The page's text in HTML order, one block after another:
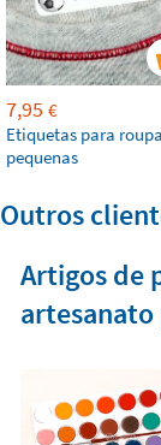
7,95 €
Etiquetas para roupa
pequenas
Outros
Artigos de